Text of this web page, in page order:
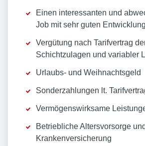
Einen interessanten und
Job mit sehr guten
Vergütung nach Tarifvertrag
Schichtzulagen und variabler
Urlaubs- und Weihnachtsgeld
Sonderzahlungen lt.
Vermögenswirksame
Betriebliche Altersvorsorge und
Krankenversicherung